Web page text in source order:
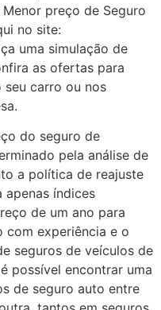
preço de Seguro
no site:
uma simulação de
as ofertas para
carro ou nos
do seguro de
pela análise de
a política de reajuste
apenas índices
de um ano para
experiência e o
seguros de veículos de
possível encontrar uma
de seguro auto entre